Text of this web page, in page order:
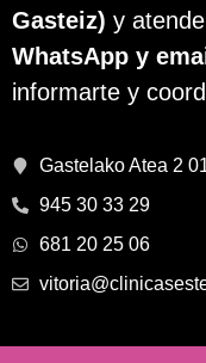
Gasteiz) y
WhatsApp y
informarte y
Gastelako Atea 2
945 30 33 29
681 20 25 06